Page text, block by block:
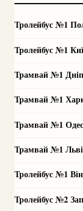
Тролейбус №1
Тролейбус №1
Трамвай №1
Трамвай №1
Трамвай №1
Трамвай №1
Тролейбус №1
Тролейбус №2